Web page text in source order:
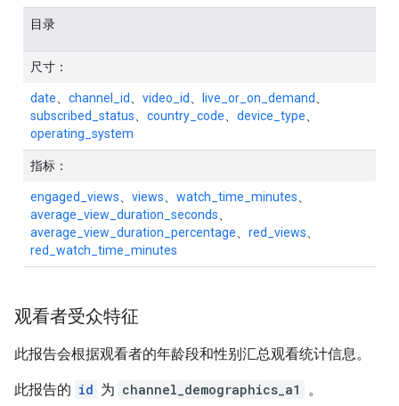
目录
尺寸：
date channel_id video_id live_or_on_demand
subscribed_status
country_code device_type
operating_system
指标：
engaged_views views watch_time_minutes
average_view_duration_seconds
average_view_duration_percentage
red_views
red_watch_time_minutes
观看者受众特征
此报告会根据观看者的年龄段和性别汇总观看统计信息。
此报告的 id 为 channel_demographics_a1 。